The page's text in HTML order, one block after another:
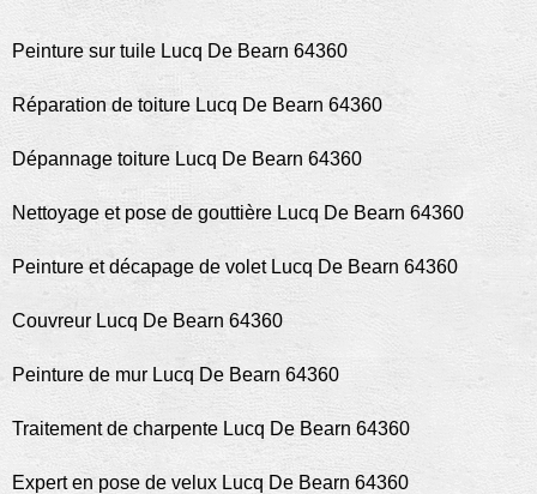
Peinture sur tuile Lucq De Bearn 64360
Réparation de toiture Lucq De Bearn 64360
Dépannage toiture Lucq De Bearn 64360
Nettoyage et pose de gouttière Lucq De Bearn 64360
Peinture et décapage de volet Lucq De Bearn 64360
Couvreur Lucq De Bearn 64360
Peinture de mur Lucq De Bearn 64360
Traitement de charpente Lucq De Bearn 64360
Expert en pose de velux Lucq De Bearn 64360